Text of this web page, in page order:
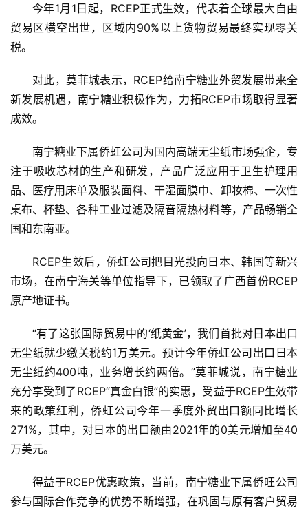
今年1月1日起，RCEP正式生效，代表着全球最大自由
贸易区横空出世，区域内90%以上货物贸易最终实现零关
税。
对此，莫菲城表示，RCEP给南宁糖业外贸发展带来全
新发展机遇，南宁糖业积极作为，力拓RCEP市场取得显著
成效。
南宁糖业下属侨虹公司为国内高端无尘纸市场强企，专
注于吸收芯材的生产和研发，产品广泛应用于卫生护理用
品、医疗用床单及服装面料、干湿面膜巾、卸妆棉、一次性
桌布、杯垫、各种工业过滤及隔音隔热材料等，产品畅销全
国和东南亚。
RCEP生效后，侨虹公司把目光投向日本、韩国等新兴
市场，在南宁海关等单位指导下，已领取了广西首份RCEP
原产地证书。
“有了这张国际贸易中的‘纸黄金’，我们首批对日本出口
无尘纸就少缴关税约1万美元。预计今年侨虹公司出口日本
无尘纸约400吨，业务增长约两倍。”莫菲城说，南宁糖业
充分享受到了RCEP“真金白银”的实惠，受益于RCEP生效带
来的政策红利，侨虹公司今年一季度外贸出口额同比增长
271%，其中，对日本的出口额由2021年的0美元增加至40
万美元。
得益于RCEP优惠政策，当前，南宁糖业下属侨旺公司
参与国际合作竞争的优势不断增强，在巩固与原有客户贸易